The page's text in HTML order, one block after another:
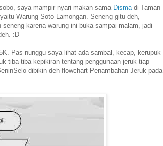
saya mampir nyari makan sama Disma di Taman
Warung Soto Lamongan. Seneng gitu deh,
karena warung ini buka sampai malam, jadi
:D
Pas nunggu saya lihat ada sambal, kecap, kerupuk
tiba-tiba kepikiran tentang penggunaan jeruk tiap
dibikin deh flowchart Penambahan Jeruk pada